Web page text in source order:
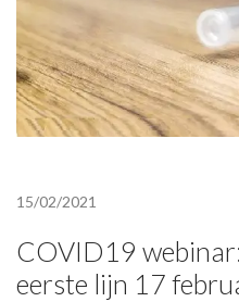
15/02/2021
COVID19
eerste lijn 17